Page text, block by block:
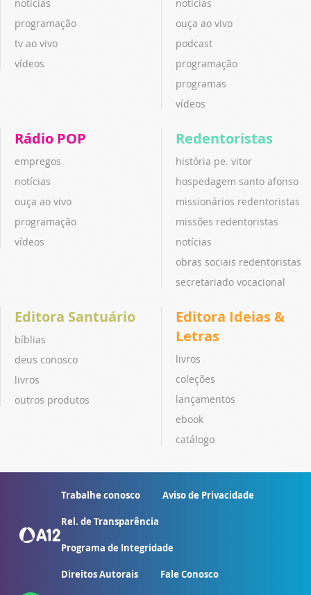
notícias
programação
tv ao vivo
vídeos
notícias
ouça ao vivo
podcast
programação
programas
vídeos
Rádio POP
empregos
notícias
ouça ao vivo
programação
vídeos
Redentoristas
história pe. vitor
hospedagem santo afonso
missionários redentoristas
missões redentoristas
notícias
obras sociais redentoristas
secretariado vocacional
Editora Santuário
bíblias
deus conosco
livros
outros produtos
Editora Ideias &
Letras
livros
coleções
lançamentos
ebook
catálogo
Trabalhe conosco Aviso de Privacidade
Rel. de Transparência
Programa de Integridade
Direitos Autorais Fale Conosco